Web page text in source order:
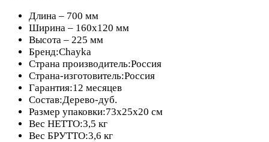
Длина – 700 мм
Ширина – 160х120 мм
Высота – 225 мм
Бренд:Chayka
Страна производитель:Россия
Страна-изготовитель:Россия
Гарантия:12 месяцев
Состав:Дерево-дуб.
Размер упаковки:73х25х20 см
Вес НЕТТО:3,5 кг
Вес БРУТТО:3,6 кг